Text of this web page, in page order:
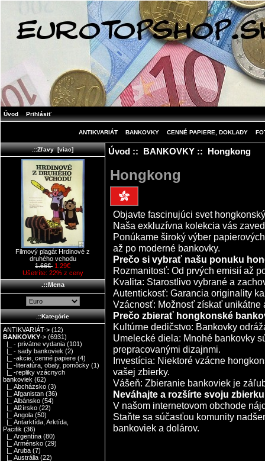
Úvod Prihlásiť
ANTIKVARIÁT BANKOVKY CENNÉ PAPIERE, DOKLADY
.::Zľavy [viac]
Filmový plagát Hrdinové z
druhého vchodu
1.66€ 1.29€
Ušetríte: 22% z ceny
.::Mena
.::Kategórie
ANTIKVARIÁT-> (12)
BANKOVKY-> (6931)
|_ - privátne vydania (101)
|_ - sady bankoviek (2)
|_ -akcie, cenné papiere (4)
|_ -literatúra, obaly, pomôcky (1)
|_ -repliky vzácnych
bankoviek (62)
|_ Abcházsko (3)
|_ Afganistan (36)
|_ Albánsko (54)
|_ Alžírsko (22)
|_ Angola (50)
|_ Antarktída, Arktída,
Pacifik (36)
|_ Argentína (80)
|_ Arménsko (29)
|_ Aruba (7)
|_ Austrália (22)
Úvod:: BANKOVKY:: Hongkong
Hongkong
Objavte fascinujúci svet
Naša exkluzívna kolekcia vás
Ponúkame široký výber
až po moderné bankovky.
Prečo si vybrať našu ponuku
Rozmanitosť: Od prvých emisií až
Kvalita: Starostlivo vybrané a
Autentickosť: Garancia originality
Vzácnosť: Možnosť získať unikátne
Prečo zbierať hongkonské
Kultúrne dedičstvo: Bankovky
Umelecké diela: Mnohé bankovky
prepracovanými dizajnmi.
Investícia: Niektoré vzácne
vašej zbierky.
Vášeň: Zbieranie bankoviek je
Neváhajte a rozšírte svoju
V našom internetovom obchode
Staňte sa súčasťou komunity
bankoviek a dolárov.